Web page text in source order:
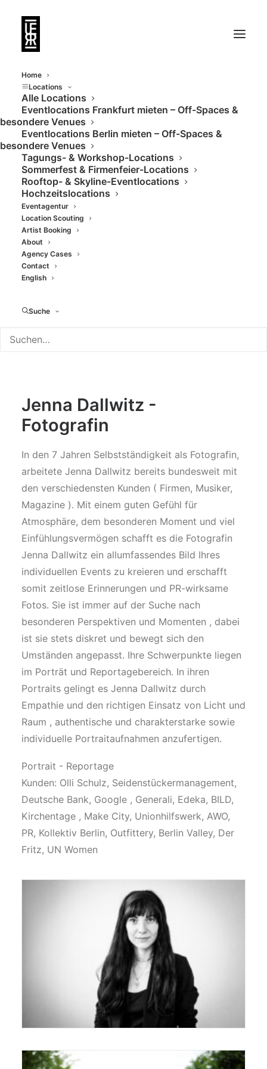
Home
Locations
Alle Locations
Eventlocations Frankfurt mieten – Off-Spaces &
besondere Venues
Eventlocations Berlin mieten – Off-Spaces &
besondere Venues
Tagungs- & Workshop-Locations
Sommerfest & Firmenfeier-Locations
Rooftop- & Skyline-Eventlocations
Hochzeitslocations
Eventagentur
Location Scouting
Artist Booking
About
Agency Cases
Contact
English
Suche
- FOTOGRAFIE /
Jenna Dallwitz -
Fotografin
In den 7 Jahren Selbstständigkeit als Fotografin,
arbeitete Jenna Dallwitz bereits bundesweit mit
den verschiedensten Kunden ( Firmen, Musiker,
Magazine ). Mit einem guten Gefühl für
Atmosphäre, dem besonderen Moment und viel
Einfühlungsvermögen schafft es die Fotografin
Jenna Dallwitz ein allumfassendes Bild Ihres
individuellen Events zu kreieren und erschafft
somit zeitlose Erinnerungen und PR-wirksame
Fotos. Sie ist immer auf der Suche nach
besonderen Perspektiven und Momenten , dabei
ist sie stets diskret und bewegt sich den
Umständen angepasst. Ihre Schwerpunkte liegen
im Porträt und Reportagebereich. In ihren
Portraits gelingt es Jenna Dallwitz durch
Empathie und den richtigen Einsatz von Licht und
Raum , authentische und charakterstarke sowie
individuelle Portraitaufnahmen anzufertigen.
Portrait - Reportage
Kunden: Olli Schulz, Seidenstückermanagement,
Deutsche Bank, Google , Generali, Edeka, BILD,
Kirchentage , Make City, Unionhilfswerk, AWO,
PR, Kollektiv Berlin, Outfittery, Berlin Valley, Der
Fritz, UN Women